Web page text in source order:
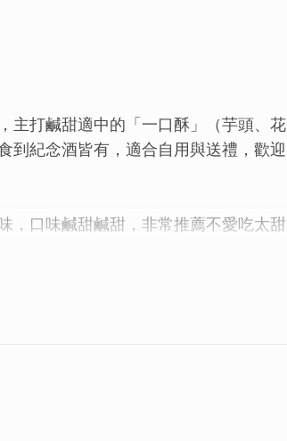
主打鹹甜適中的「一口酥」（芋頭、花
到紀念酒皆有，適合自用與送禮，歡迎
，口味鹹甜鹹甜，非常推薦不愛吃太甜